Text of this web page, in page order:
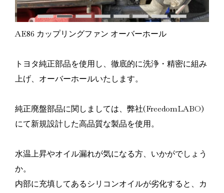
AE86 カップリングファン オーバーホール
トヨタ純正部品を使用し、徹底的に洗浄・精密に組み
上げ、オーバーホールいたします。
純正廃盤部品に関しましては、弊社(FreedomLABO)
にて新規設計した高品質な製品を使用。
水温上昇やオイル漏れが気になる方、いかがでしょう
か。
内部に充填してあるシリコンオイルが劣化すると、カ